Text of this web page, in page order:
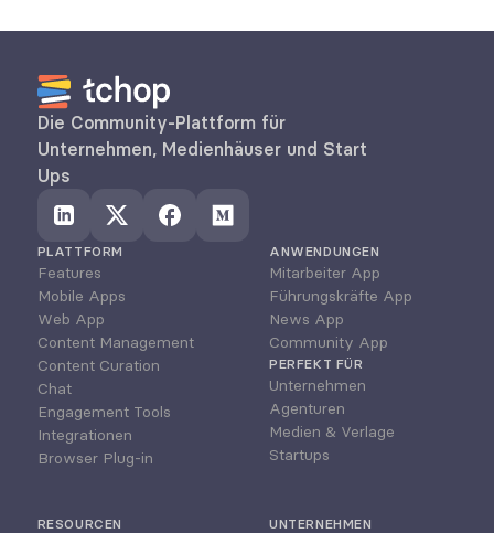
Die Community-Plattform für
Unternehmen, Medienhäuser und Start
Ups
PLATTFORM
Features
Mobile Apps
Web App
Content Management
Content Curation
Chat
Engagement Tools
Integrationen
Browser Plug-in
ANWENDUNGEN
Mitarbeiter App
Führungskräfte App
News App
Community App
PERFEKT FÜR
Unternehmen
Agenturen
Medien & Verlage
Startups
RESOURCEN UNTERNEHMEN